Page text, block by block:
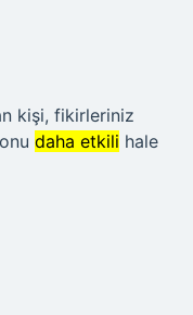
kişi, fikirleriniz
daha etkili hale